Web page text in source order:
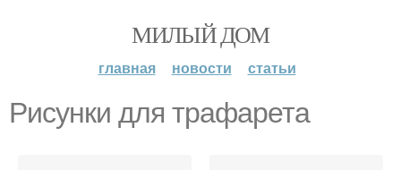
МИЛЫЙ ДОМ
главная новости статьи
Рисунки для трафарета